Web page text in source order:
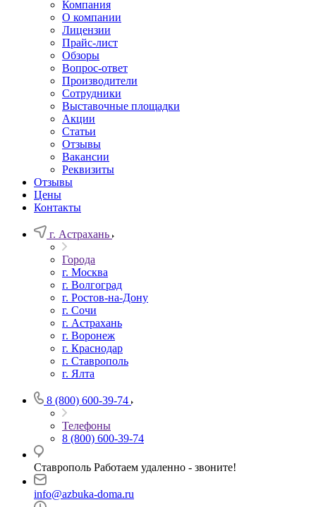
Компания
О компании
Лицензии
Прайс-лист
Обзоры
Вопрос-ответ
Производители
Сотрудники
Выставочные площадки
Акции
Статьи
Отзывы
Вакансии
Реквизиты
Отзывы
Цены
Контакты
г. Астрахань
Города
г. Москва
г. Волгоград
г. Ростов-на-Дону
г. Сочи
г. Астрахань
г. Воронеж
г. Краснодар
г. Ставрополь
г. Ялта
8 (800) 600-39-74
Телефоны
8 (800) 600-39-74
Ставрополь Работаем удаленно - звоните!
info@azbuka-doma.ru